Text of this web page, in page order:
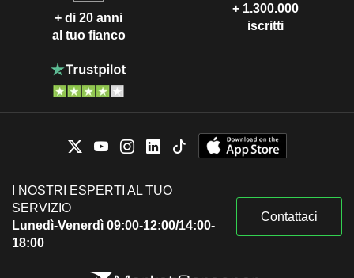
+ di 20 anni
al tuo fianco
+ 1.300.000
iscritti
I NOSTRI ESPERTI AL TUO
SERVIZIO
Lunedì-Venerdì 09:00-12:00/14:00-
18:00
Contattaci